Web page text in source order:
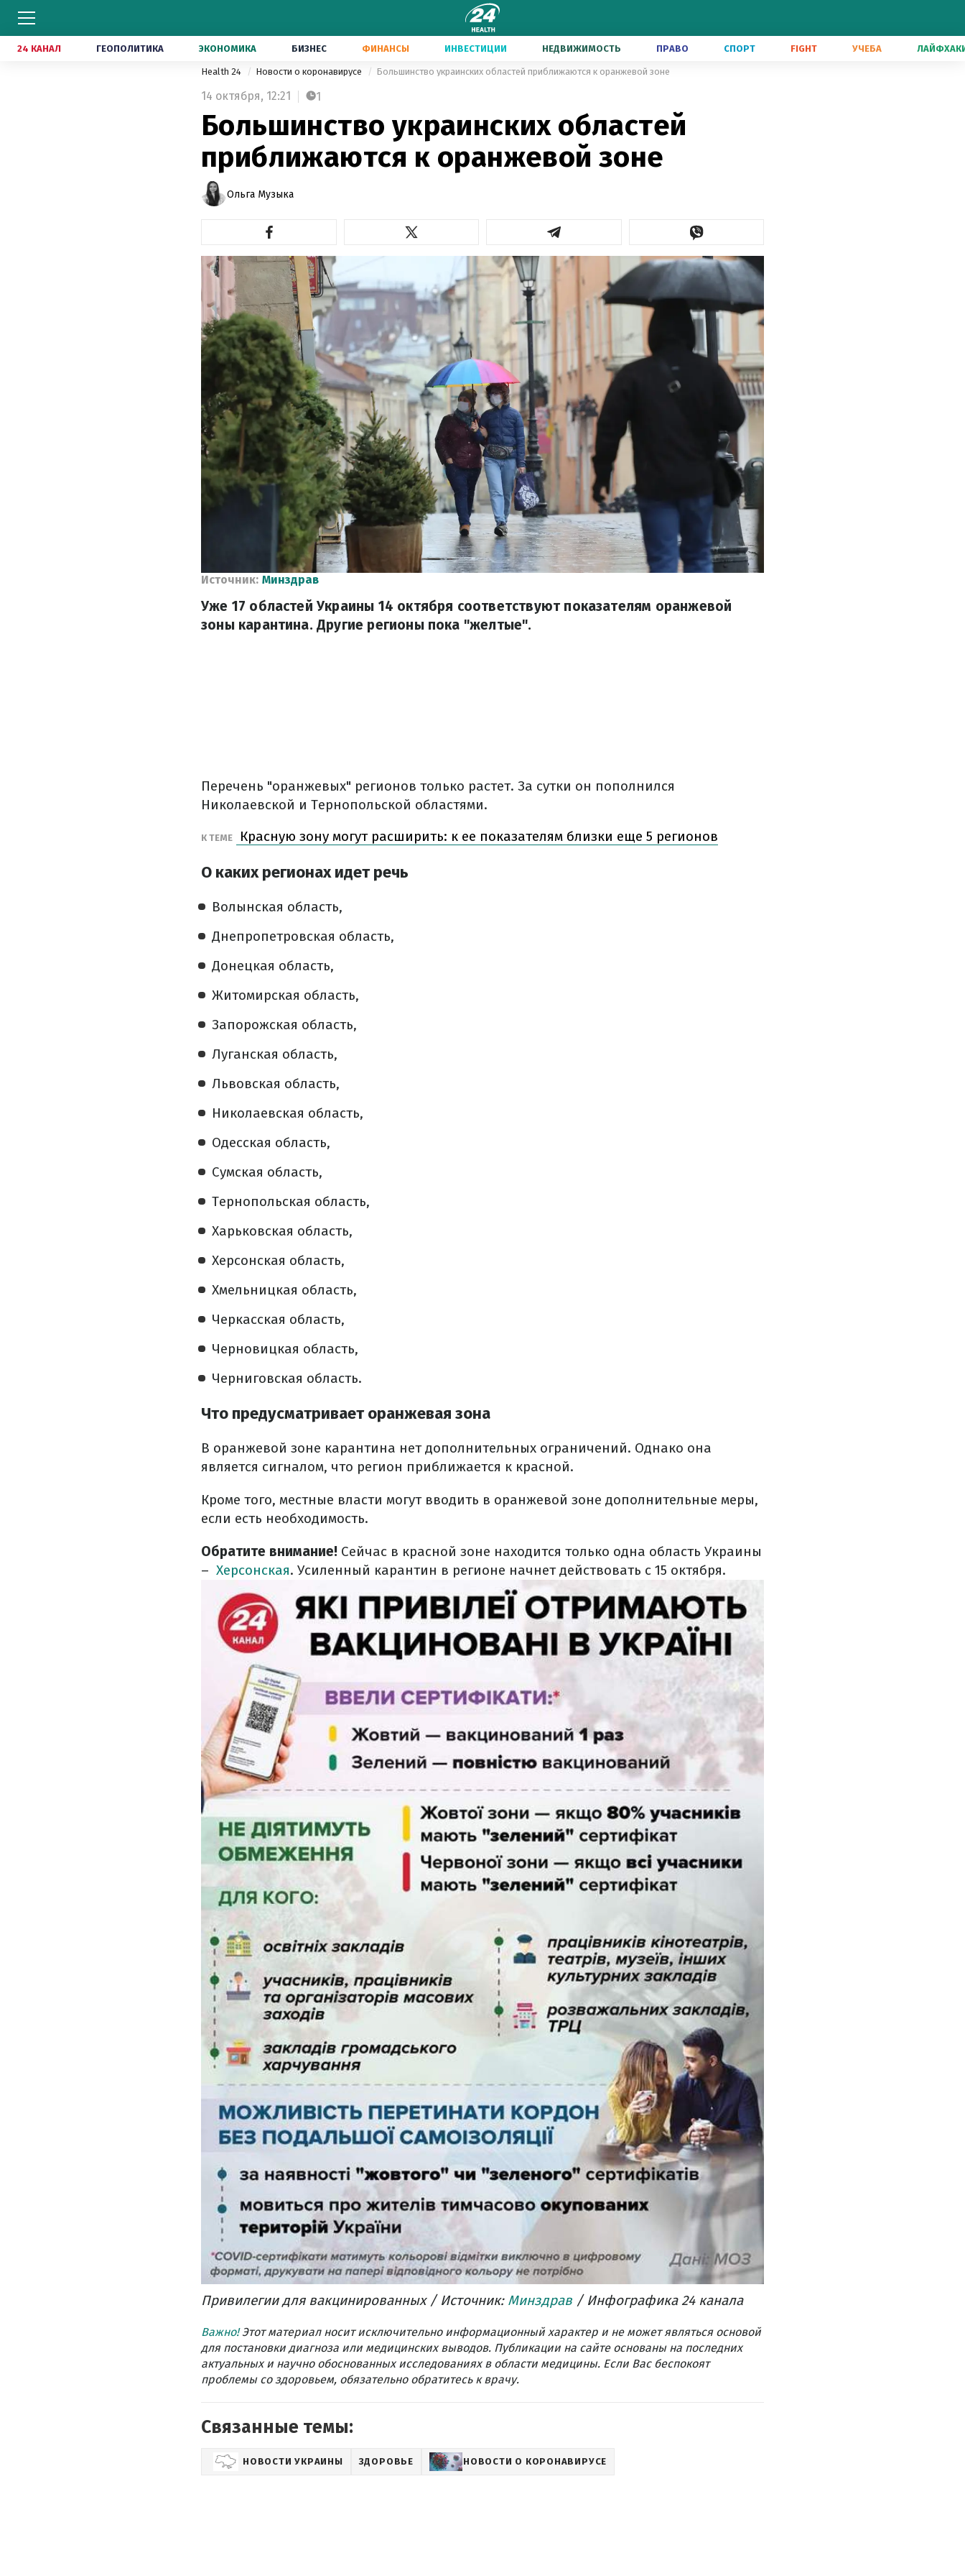
24 КАНАЛ ГЕОПОЛИТИКА ЭКОНОМИКА БИЗНЕС ФИНАНСЫ ИНВЕСТИЦИИ НЕДВИЖИМОСТЬ ПРАВО СПОРТ FIGHT УЧЕБА
Health 24 Новости о коронавирусе Большинство украинских областей приближаются к оранжевой зоне
14 октября, 12:21 1
Большинство украинских областей
приближаются к оранжевой зоне
Ольга Музыка
Источник: Минздрав
Уже 17 областей Украины 14 октября соответствуют показателям оранжевой
зоны карантина. Другие регионы пока "желтые".
Перечень "оранжевых" регионов только растет. За сутки он пополнился
Николаевской и Тернопольской областями.
К ТЕМЕ Красную зону могут расширить: к ее показателям близки еще 5 регионов
О каких регионах идет речь
Волынская область,
Днепропетровская область,
Донецкая область,
Житомирская область,
Запорожская область,
Луганская область,
Львовская область,
Николаевская область,
Одесская область,
Сумская область,
Тернопольская область,
Харьковская область,
Херсонская область,
Хмельницкая область,
Черкасская область,
Черновицкая область,
Черниговская область.
Что предусматривает оранжевая зона
В оранжевой зоне карантина нет дополнительных ограничений. Однако она
является сигналом, что регион приближается к красной.
Кроме того, местные власти могут вводить в оранжевой зоне дополнительные меры,
если есть необходимость.
Обратите внимание! Сейчас в красной зоне находится только одна область Украины
– Херсонская. Усиленный карантин в регионе начнет действовать с 15 октября.
Привилегии для вакцинированных / Источник: Минздрав / Инфографика 24 канала
Важно!Этот материал носит исключительно информационный характер и не может являться основой
для постановки диагноза или медицинских выводов. Публикации на сайте основаны на последних
актуальных и научно обоснованных исследованиях в области медицины. Если Вас беспокоят
проблемы со здоровьем, обязательно обратитесь к врачу.
Связанные темы:
НОВОСТИ УКРАИНЫ ЗДОРОВЬЕ НОВОСТИ О КОРОНАВИРУСЕ